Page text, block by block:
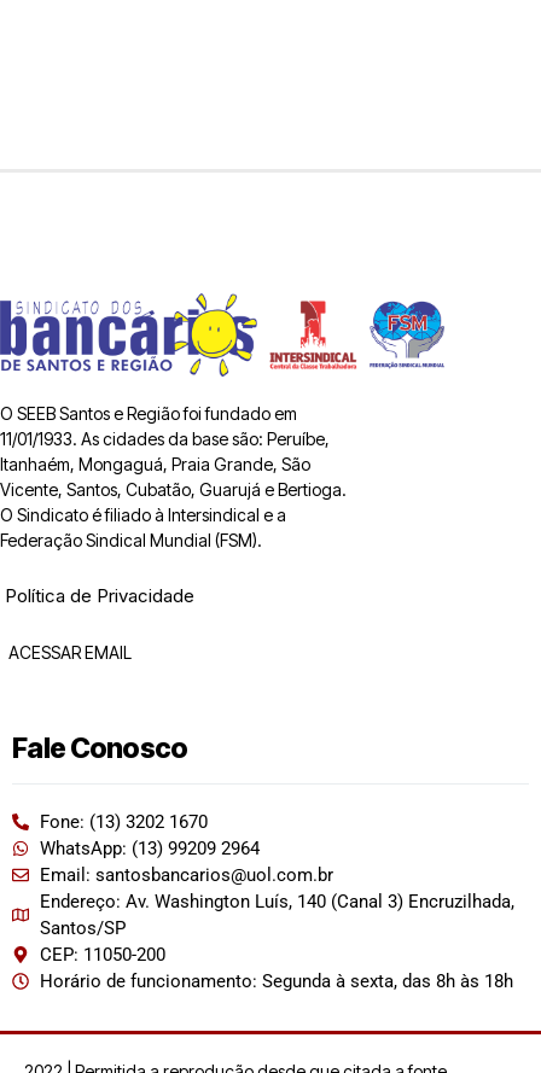
O SEEB Santos e Região foi fundado em
11/01/1933. As cidades da base são: Peruíbe,
Itanhaém, Mongaguá, Praia Grande, São
Vicente, Santos, Cubatão, Guarujá e Bertioga.
O Sindicato é filiado à Intersindical e a
Federação Sindical Mundial (FSM).
Política de Privacidade
ACESSAR EMAIL
Fale Conosco
Fone: (13) 3202 1670
WhatsApp: (13) 99209 2964
Email: santosbancarios@uol.com.br
Endereço: Av. Washington Luís, 140 (Canal 3) Encruzilhada,
Santos/SP
CEP: 11050-200
Horário de funcionamento: Segunda à sexta, das 8h às 18h